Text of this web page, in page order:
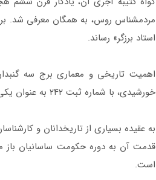
استاد برزگر» رساند.
خورشیدی، با شماره ثبت ۲۴۲ به ‌عنوان یکی از آثار ملی ایران به ثبت برسد
است.